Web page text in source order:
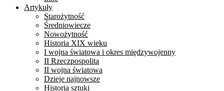
Artykuły
Starożytność
Średniowiecze
Nowożytność
Historia XIX wieku
I wojna światowa i okres międzywojenny
II Rzeczpospolita
II wojna światowa
Dzieje najnowsze
Historia sztuki